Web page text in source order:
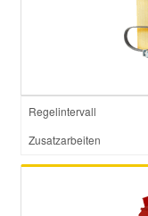
Regelintervall
Zusatzarbeiten